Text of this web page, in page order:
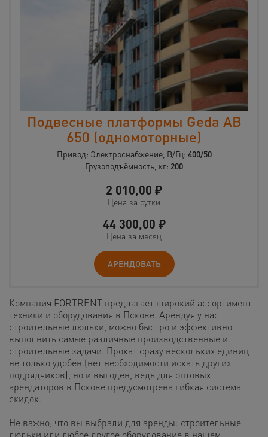
Подвесные платформы Geda AB
650 (одномоторные)
Привод: Электроснабжение, В/Гц: 400/50
Грузоподъёмность, кг: 200
2 010,00 ₽
Цена за сутки
44 300,00 ₽
Цена за месяц
АРЕНДОВАТЬ
Компания FORTRENT предлагает широкий ассортимент
техники и оборудования в Пскове. Арендуя у нас
строительные люльки, можно быстро и эффективно
выполнить самые различные производственные и
строительные задачи. Прокат сразу нескольких единиц
не только удобен (нет необходимости искать других
подрядчиков), но и выгоден, ведь для оптовых
арендаторов в Пскове предусмотрена гибкая система
скидок.
Не важно, что вы выбрали для аренды: строительные
люльки или любое другое оборудование в нашем